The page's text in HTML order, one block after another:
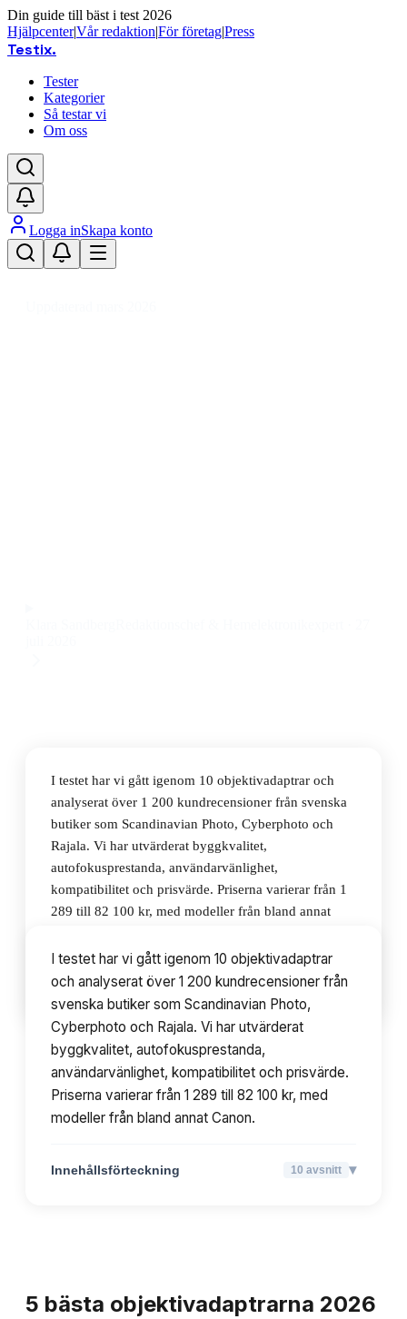
Din guide till bäst i test 2026
Hjälpcenter|Vår redaktion|För företag|Press
Testix.
Tester
Kategorier
Så testar vi
Om oss
Logga inSkapa konto
I testet har vi gått igenom 10 objektivadaptrar och
analyserat över 1 200 kundrecensioner från svenska
butiker som Scandinavian Photo, Cyberphoto och
Rajala. Vi har utvärderat byggkvalitet,
autofokusprestanda, användarvänlighet,
kompatibilitet och prisvärde. Priserna varierar från 1
289 till 82 100 kr, med modeller från bland annat
Innehållsförteckning 10avsnitt
I testet har vi gått igenom 10 objektivadaptrar
och analyserat över 1 200 kundrecensioner från
svenska butiker som Scandinavian Photo,
Cyberphoto och Rajala. Vi har utvärderat
byggkvalitet, autofokusprestanda,
användarvänlighet, kompatibilitet och prisvärde.
Priserna varierar från 1 289 till 82 100 kr, med
modeller från bland annat Canon.
Innehållsförteckning 10 avsnitt ▾
5 bästa objektivadaptrarna 2026